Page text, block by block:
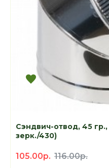
Сэндвич-отвод, 45 гр.,
зерк./430)
105.00р. 116.00р.